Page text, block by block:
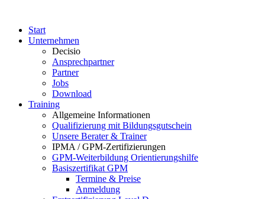
Start
Unternehmen
Decisio
Ansprechpartner
Partner
Jobs
Download
Training
Allgemeine Informationen
Qualifizierung mit Bildungsgutschein
Unsere Berater & Trainer
IPMA / GPM-Zertifizierungen
GPM-Weiterbildung Orientierungshilfe
Basiszertifikat GPM
Termine & Preise
Anmeldung